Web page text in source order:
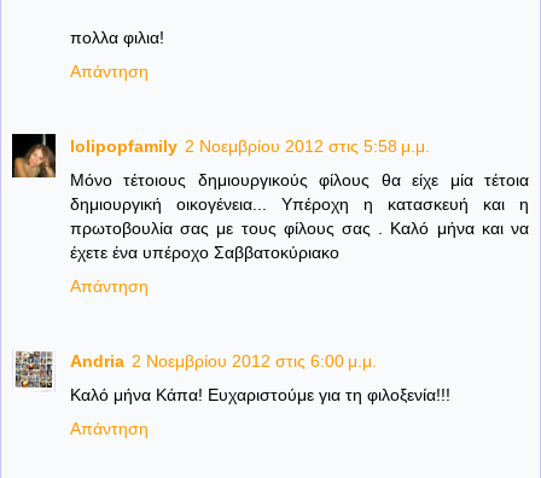
πολλα φιλια!
Απάντηση
lolipopfamily 2 Νοεμβρίου 2012 στις 5:58 μ.μ.
Μόνο τέτοιους δημιουργικούς φίλους θα είχε μία τέτοια
δημιουργική οικογένεια... Υπέροχη η κατασκευή και η
πρωτοβουλία σας με τους φίλους σας . Καλό μήνα και να
έχετε ένα υπέροχο Σαββατοκύριακο
Απάντηση
Andria 2 Νοεμβρίου 2012 στις 6:00 μ.μ.
Καλό μήνα Κάπα! Ευχαριστούμε για τη φιλοξενία!!!
Απάντηση